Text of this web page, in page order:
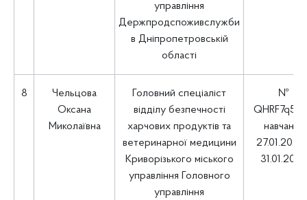
управління
Держпродспоживслужби
в Дніпропетровській
області
8
Чельцова
Оксана
Миколаївна
Головний спеціаліст
відділу безпечності
харчових продуктів та
ветеринарної медицини
Криворізького міського
управління Головного
управління
№
навчання
27.01.2025
31.01.2025